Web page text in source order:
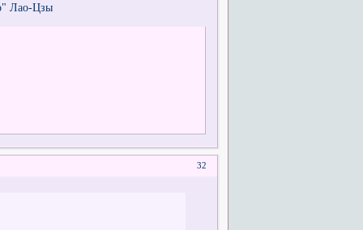
Лао-Цзы
32